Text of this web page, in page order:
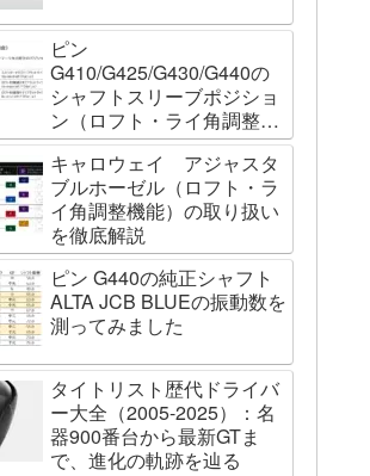
ピン
G410/G425/G430/G440の
シャフトスリーブポジショ
ン（ロフト・ライ角調整機
能）について
キャロウェイ アジャスタ
ブルホーゼル（ロフト・ラ
イ角調整機能）の取り扱い
を徹底解説
ピン G440の純正シャフト
ALTA JCB BLUEの振動数を
測ってみました
タイトリスト歴代ドライバ
ー大全（2005-2025）：名
器900番台から最新GTま
で、進化の軌跡を辿る